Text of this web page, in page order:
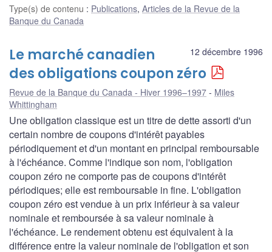
Type(s) de contenu : Publications, Articles de la Revue de la
Banque du Canada
12 décembre 1996
Le marché canadien
des obligations coupon zéro
Revue de la Banque du Canada - Hiver 1996–1997
Miles
Whittingham
Une obligation classique est un titre de dette assorti d'un
certain nombre de coupons d'intérêt payables
périodiquement et d'un montant en principal remboursable
à l'échéance. Comme l'indique son nom, l'obligation
coupon zéro ne comporte pas de coupons d'intérêt
périodiques; elle est remboursable in fine. L'obligation
coupon zéro est vendue à un prix inférieur à sa valeur
nominale et remboursée à sa valeur nominale à
l'échéance. Le rendement obtenu est équivalent à la
différence entre la valeur nominale de l'obligation et son